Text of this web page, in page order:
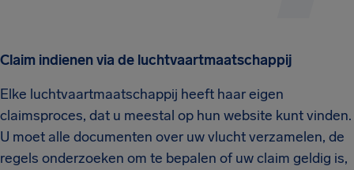
Claim indienen via de luchtvaartmaatschappij
Elke luchtvaartmaatschappij heeft haar eigen
claimsproces, dat u meestal op hun website kunt vinden.
U moet alle documenten over uw vlucht verzamelen, de
regels onderzoeken om te bepalen of uw claim geldig is,